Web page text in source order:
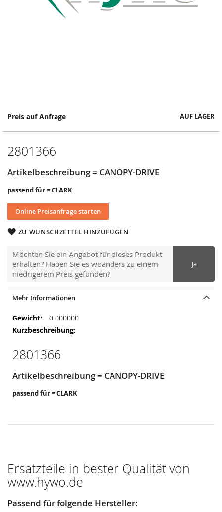
Preis auf Anfrage AUF LAGER
2801366
Artikelbeschreibung = CANOPY-DRIVE
passend für = CLARK
Online Preisanfrage starten
ZU WUNSCHZETTEL HINZUFÜGEN
Möchten Sie ein Angebot für dieses Produkt
erhalten? Haben Sie es woanders zu einem
niedrigerem Preis gefunden?
Ja
Springe
Anfang
Bildergalerie
Mehr Informationen
Mehr
Informationen
0.000000
2801366
Artikelbeschreibung = CANOPY-DRIVE
passend für = CLARK
Ersatzteile in bester Qualität von
www.hywo.de
Passend für folgende Hersteller: